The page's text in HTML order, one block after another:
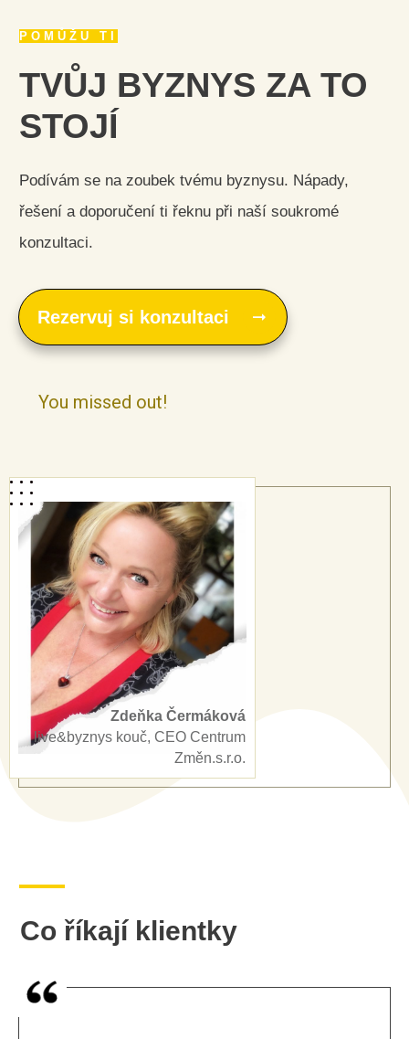
Zdeňka Čermáková
live&byznys kouč, CEO Centrum
Změn.s.r.o.
POMŮŽU TI
TVŮJ BYZNYS ZA TO
STOJÍ
Podívám se na zoubek tvému byznysu. Nápady,
řešení a doporučení ti řeknu při naší soukromé
konzultaci.
Rezervuj si konzultaci
You missed out!
Co říkají klientky